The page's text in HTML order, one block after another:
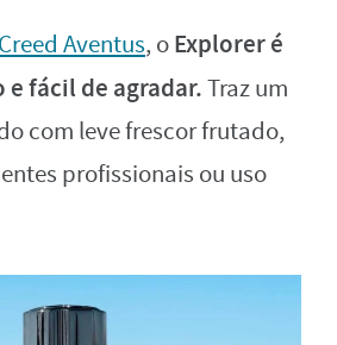
Aventus, oExplorer é
fácil de agradar.Traz um
com leve frescor frutado,
profissionais ou uso